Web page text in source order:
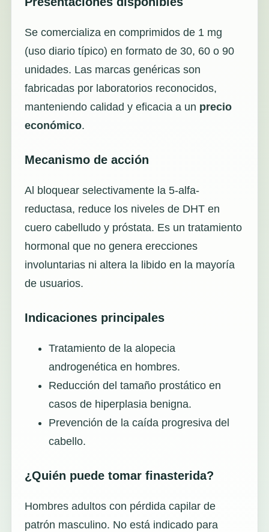
Se comercializa en comprimidos de 1 mg
(uso diario típico) en formato de 30, 60 o 90
unidades. Las marcas genéricas son
fabricadas por laboratorios reconocidos,
manteniendo calidad y eficacia a un precio
económico.
Mecanismo de acción
Al bloquear selectivamente la 5-alfa-
reductasa, reduce los niveles de DHT en
cuero cabelludo y próstata. Es un tratamiento
hormonal que no genera erecciones
involuntarias ni altera la libido en la mayoría
de usuarios.
Indicaciones principales
Tratamiento de la alopecia
androgenética en hombres.
Reducción del tamaño prostático en
casos de hiperplasia benigna.
Prevención de la caída progresiva del
cabello.
¿Quién puede tomar finasterida?
Hombres adultos con pérdida capilar de
patrón masculino. No está indicado para